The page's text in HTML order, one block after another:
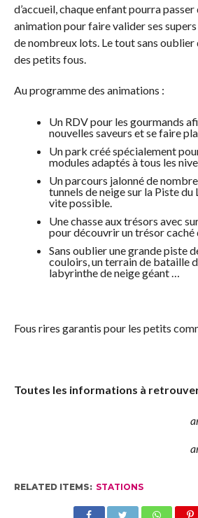
d’accueil, chaque enfant pourra passer
animation pour faire valider ses
de nombreux lots. Le tout sans oublier
des petits fous.
Au programme des animations :
Un RDV pour les gourmands
nouvelles saveurs et se faire
Un park créé spécialement
modules adaptés à tous les
Un parcours jalonné de
tunnels de neige sur la Piste du
vite possible.
Une chasse aux trésors avec
pour découvrir un trésor caché
Sans oublier une grande piste
couloirs, un terrain de bataille
labyrinthe de neige géant …
Fous rires garantis pour les petits
Toutes les informations à
RELATED ITEMS: STATIONS